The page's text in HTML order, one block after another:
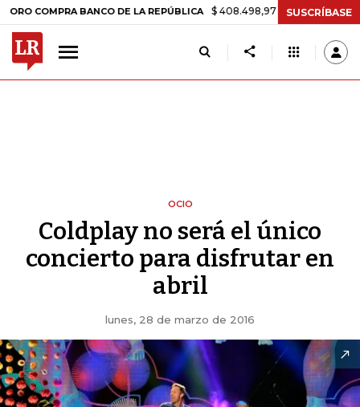
BANCO DE LA REPÚBLICA $ 408.498,97 +$ 8.753,81 +2,19%
SUSCRÍBASE
OCIO
Coldplay no será el único
concierto para disfrutar en
abril
lunes, 28 de marzo de 2016